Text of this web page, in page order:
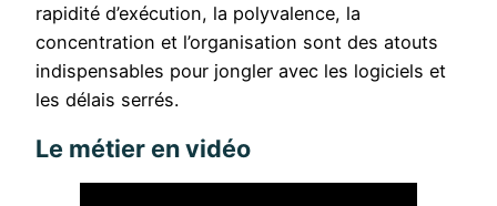
rapidité d’exécution, la polyvalence, la
concentration et l’organisation sont des atouts
indispensables pour jongler avec les logiciels et
les délais serrés.
Le métier en vidéo